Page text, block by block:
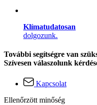
Klímatudatosan
dolgozunk.
További segítségre van
Szívesen válaszolunk
Kapcsolat
Ellenőrzött minőség